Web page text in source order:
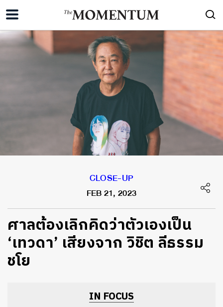
CLOSE-UP
FEB 21, 2023
ศาลต้องเลิกคิดว่าตัวเองเป็น
‘เทวดา’ เสียงจาก วิชิต ลีธรรม
ชโย
IN FOCUS